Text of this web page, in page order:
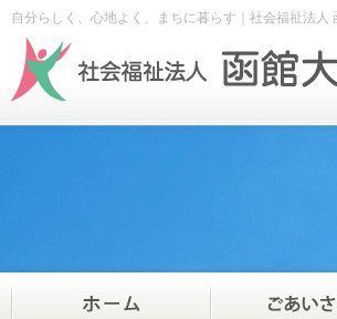
自分らしく、心地よく、まちに暮らす｜社会福祉法人